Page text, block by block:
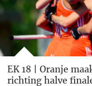
EK 18 | Oranje
richting halve